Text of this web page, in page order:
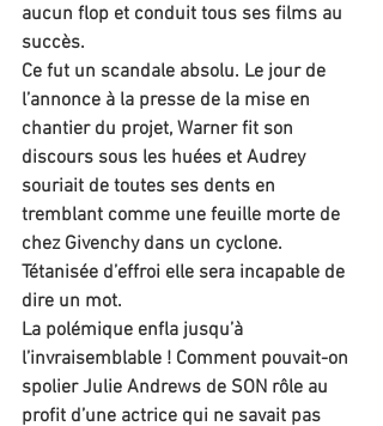
aucun flop et conduit tous ses films au
succès.
Ce fut un scandale absolu. Le jour de
l’annonce à la presse de la mise en
chantier du projet, Warner fit son
discours sous les huées et Audrey
souriait de toutes ses dents en
tremblant comme une feuille morte de
chez Givenchy dans un cyclone.
Tétanisée d’effroi elle sera incapable de
dire un mot.
La polémique enfla jusqu’à
l’invraisemblable ! Comment pouvait-on
spolier Julie Andrews de SON rôle au
profit d’une actrice qui ne savait pas